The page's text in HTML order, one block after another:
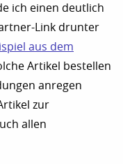
ich einen deutlich
Link drunter
aus dem
Artikel bestellen
anregen
zur
allen